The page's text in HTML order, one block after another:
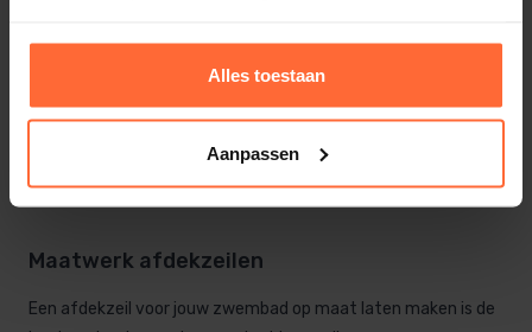
Alles toestaan
Aanpassen
een opzetzwembad
Voor een op maakt gemaakt afdekzeil voor jouw
het complete aanbod online of neem
contact
mogelijkheden.
Maatwerk afdekzeilen
Een afdekzeil voor jouw zwembad op maat laten maken is de